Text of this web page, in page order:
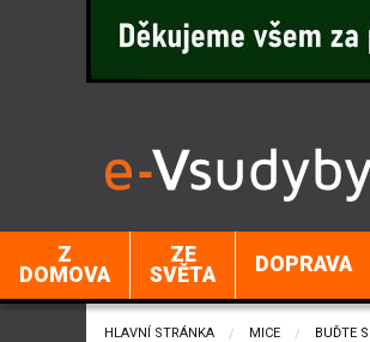
Z
DOMOVA
ZE
SVĚTA
DOPRAVA
HLAVNÍ STRÁNKA MICE BUĎTE